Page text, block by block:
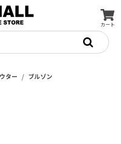
カート
ター ブルゾン